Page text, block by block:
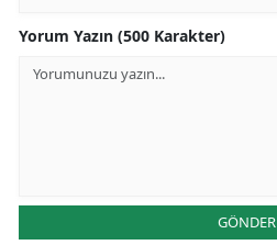
Yorum Yazın (500 Karakter)
GÖNDER